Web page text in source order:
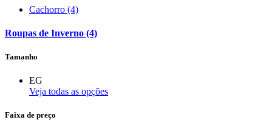
Cachorro (4)
Roupas de Inverno (4)
Tamanho
EG
Veja todas as opções
Faixa de preço